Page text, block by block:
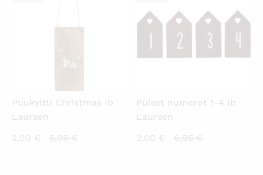
Puukyltti Christmas Ib
Laursen
2,00 €
Nykyinen
5,95€Alkuperäinen
Puiset numerot 1-4 Ib
Laursen
2,00 €
Nykyinen
6,95€Alkuperäinen